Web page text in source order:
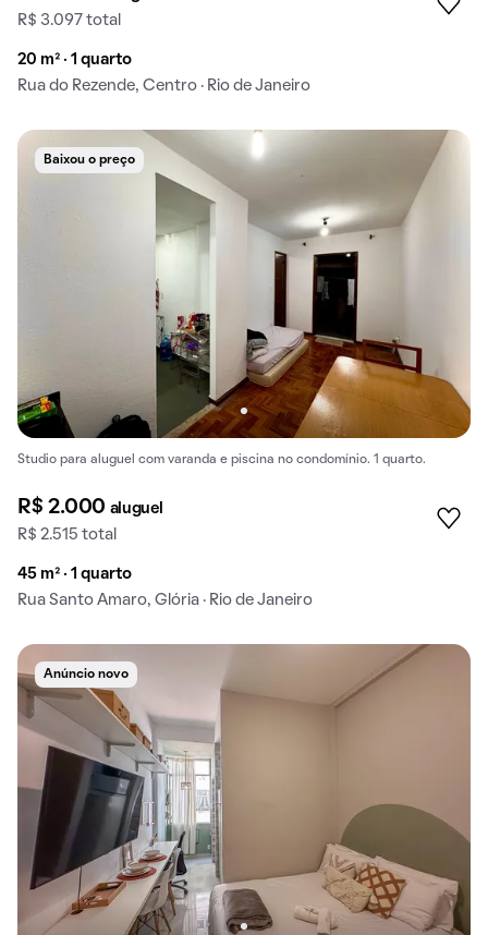
R$ 3.097 total
20 m² · 1 quarto
Rua do Rezende, Centro · Rio de Janeiro
Baixou o preço
Studio para aluguel com varanda e piscina no condomínio. 1 quarto.
R$ 2.000 aluguel
R$ 2.515 total
45 m² · 1 quarto
Rua Santo Amaro, Glória · Rio de Janeiro
Anúncio novo